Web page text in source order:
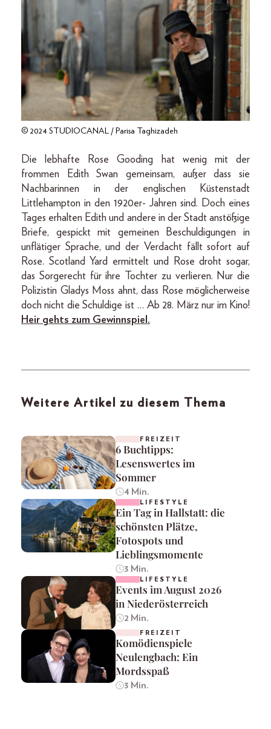
© 2024 STUDIOCANAL / Parisa Taghizadeh
Die lebhafte Rose Gooding hat wenig mit der
frommen Edith Swan gemeinsam, außer dass sie
Nachbarinnen in der englischen Küstenstadt
Littlehampton in den 1920er- Jahren sind. Doch eines
Tages erhalten Edith und andere in der Stadt anstößige
Briefe, gespickt mit gemeinen Beschuldigungen in
unflätiger Sprache, und der Verdacht fällt sofort auf
Rose. Scotland Yard ermittelt und Rose droht sogar,
das Sorgerecht für ihre Tochter zu verlieren. Nur die
Polizistin Gladys Moss ahnt, dass Rose möglicherweise
doch nicht die Schuldige ist … Ab 28. März nur im Kino!
Heir gehts zum Gewinnspiel.
Weitere Artikel zu diesem Thema
FREIZEIT
6 Buchtipps:
Lesenswertes im
Sommer
4 Min.
LIFESTYLE
Ein Tag in Hallstatt: die
schönsten Plätze,
Fotospots und
Lieblingsmomente
3 Min.
LIFESTYLE
Events im August 2026
in Niederösterreich
2 Min.
FREIZEIT
Komödienspiele
Neulengbach: Ein
Mordsspaß
3 Min.